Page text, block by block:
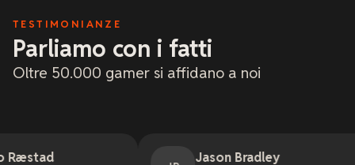
TESTIMONIANZE
Parliamo con i fatti
Oltre 50.000 gamer si affidano a noi
Jason Bradley